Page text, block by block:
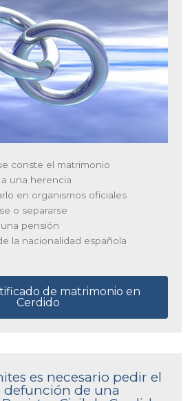
conste el matrimonio
una herencia
en organismos oficiales
o separarse
pensión
la nacionalidad española
de matrimonio en
Cerdido
es necesario pedir el
de una